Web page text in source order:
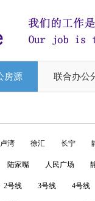
房源 联合办公
卢湾 徐汇 长宁
陆家嘴 人民广场
2号线 3号线 4号线